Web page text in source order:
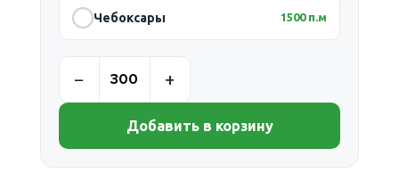
Чебоксары 1500 п.м
Добавить в корзину